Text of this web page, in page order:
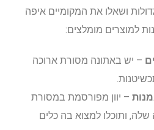
ושאלו את המקומיים איפה
מומלצים:
באתונה מסורת ארוכה
– יוון מפורסמת במסורת
ותוכלו למצוא בה כלים